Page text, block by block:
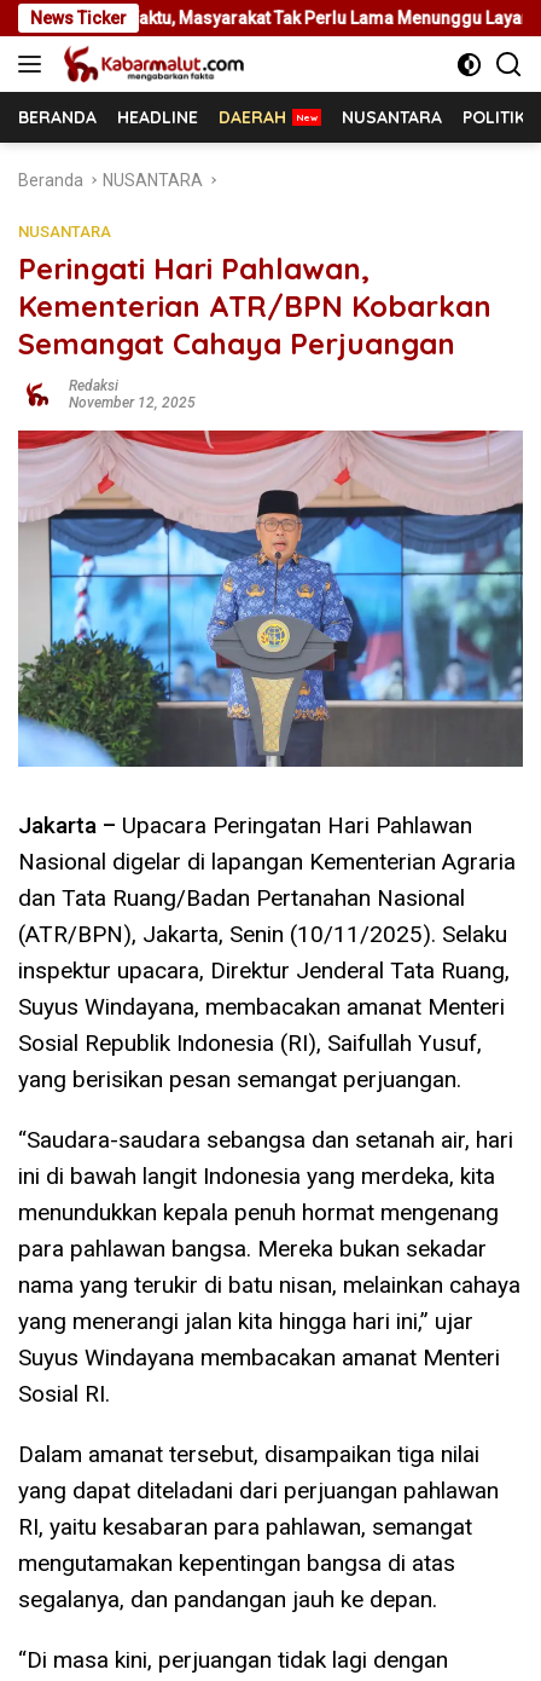
Langsung
ke
konten
News Ticker
Masyarakat Tak Perlu Lama Menunggu Layanan Pertanahan
BERANDA HEADLINE DAERAH NUSANTARA POLITIK
Beranda NUSANTARA
NUSANTARA
Peringati Hari Pahlawan,
Kementerian ATR/BPN Kobarkan
Semangat Cahaya Perjuangan
Redaksi
November 12, 2025
Jakarta – Upacara Peringatan Hari Pahlawan
Nasional digelar di lapangan Kementerian Agraria
dan Tata Ruang/Badan Pertanahan Nasional
(ATR/BPN), Jakarta, Senin (10/11/2025). Selaku
inspektur upacara, Direktur Jenderal Tata Ruang,
Suyus Windayana, membacakan amanat Menteri
Sosial Republik Indonesia (RI), Saifullah Yusuf,
yang berisikan pesan semangat perjuangan.
“Saudara-saudara sebangsa dan setanah air, hari
ini di bawah langit Indonesia yang merdeka, kita
menundukkan kepala penuh hormat mengenang
para pahlawan bangsa. Mereka bukan sekadar
nama yang terukir di batu nisan, melainkan cahaya
yang menerangi jalan kita hingga hari ini,” ujar
Suyus Windayana membacakan amanat Menteri
Sosial RI.
Dalam amanat tersebut, disampaikan tiga nilai
yang dapat diteladani dari perjuangan pahlawan
RI, yaitu kesabaran para pahlawan, semangat
mengutamakan kepentingan bangsa di atas
segalanya, dan pandangan jauh ke depan.
“Di masa kini, perjuangan tidak lagi dengan